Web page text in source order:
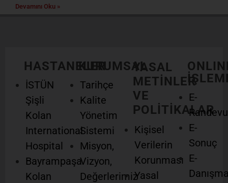
Devamını Oku »
HASTANELER
İSTÜN
Şişli
Kolan
International
Hospital
Bayrampaşa
Kolan
KURUMSAL
Tarihçe
Kalite
Yönetim
Sistemi
Misyon,
Vizyon,
Değerlerimiz
YASAL
METİNLER
VE
POLİTİKALAR
Kişisel
Verilerin
Korunması
Yasal
E-
Randevu
E-
Sonuç
E-